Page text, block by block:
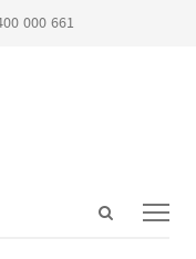
000 661
Open